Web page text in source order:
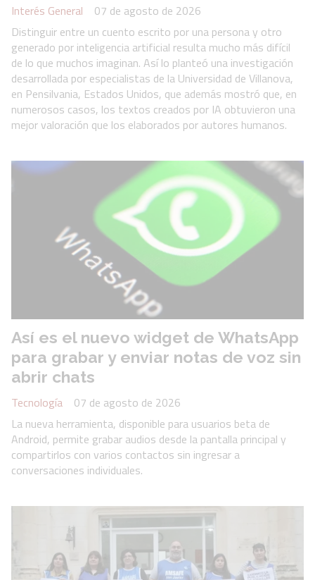
Interés General
07 de agosto de 2026
Distinguir entre un cuento escrito por una persona y otro
generado por inteligencia artificial resulta mucho más difícil
de lo que muchos imaginan. Así lo planteó una investigación
desarrollada por especialistas de la Universidad de Villanova,
en Pensilvania, Estados Unidos, que además mostró que, en
numerosos casos, los textos creados por IA obtuvieron una
mejor valoración que los elaborados por autores humanos.
Así es el nuevo widget de WhatsApp
para grabar y enviar notas de voz sin
abrir chats
Tecnología
07 de agosto de 2026
La nueva herramienta, disponible para usuarios beta de
Android, permite grabar audios desde la pantalla principal y
compartirlos con varios contactos sin ingresar a
conversaciones individuales.